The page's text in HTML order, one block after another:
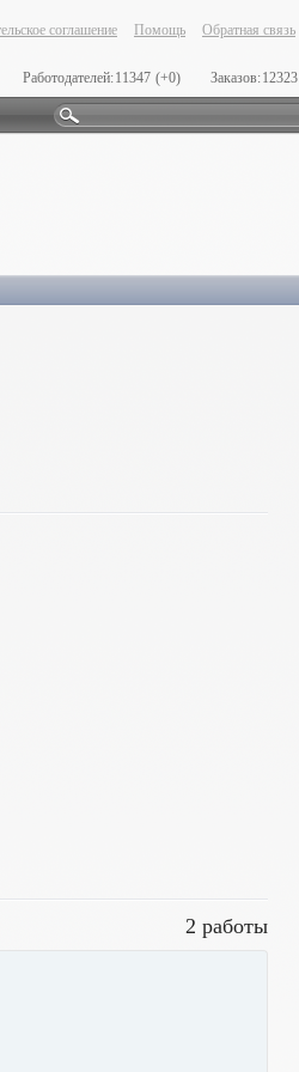
соглашение Помощь Обратная связь
Работодателей:11347 (+0) Заказов:12323
2 работы